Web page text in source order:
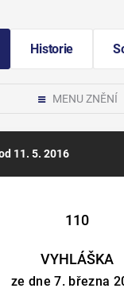
Historie
MENU ZNĚNÍ
11. 5. 2016
110
VYHLÁŠKA
ze dne 7. března